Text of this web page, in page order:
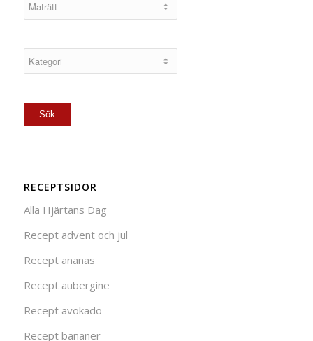
RECEPTSIDOR
Alla Hjärtans Dag
Recept advent och jul
Recept ananas
Recept aubergine
Recept avokado
Recept bananer